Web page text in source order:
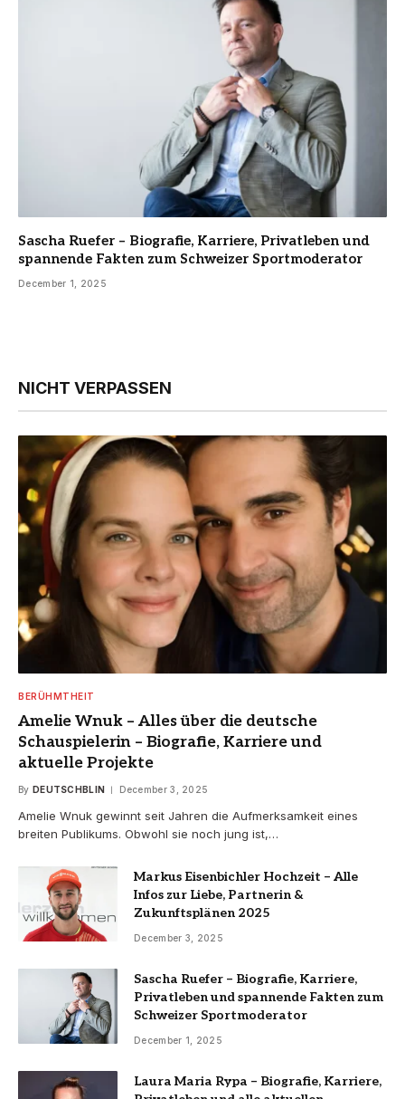
Sascha Ruefer – Biografie, Karriere, Privatleben und
spannende Fakten zum Schweizer Sportmoderator
December 1, 2025
NICHT VERPASSEN
BERÜHMTHEIT
Amelie Wnuk – Alles über die deutsche
Schauspielerin – Biografie, Karriere und
aktuelle Projekte
By DEUTSCHBLIN December 3, 2025
Amelie Wnuk gewinnt seit Jahren die Aufmerksamkeit eines
breiten Publikums. Obwohl sie noch jung ist,…
Markus Eisenbichler Hochzeit – Alle
Infos zur Liebe, Partnerin &
Zukunftsplänen 2025
December 3, 2025
Sascha Ruefer – Biografie, Karriere,
Privatleben und spannende Fakten zum
Schweizer Sportmoderator
December 1, 2025
Laura Maria Rypa – Biografie, Karriere,